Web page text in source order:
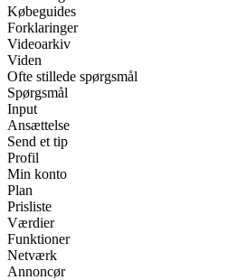
Købeguides
Forklaringer
Videoarkiv
Viden
Ofte stillede spørgsmål
Spørgsmål
Input
Ansættelse
Send et tip
Profil
Min konto
Plan
Prisliste
Værdier
Funktioner
Netværk
Annoncør